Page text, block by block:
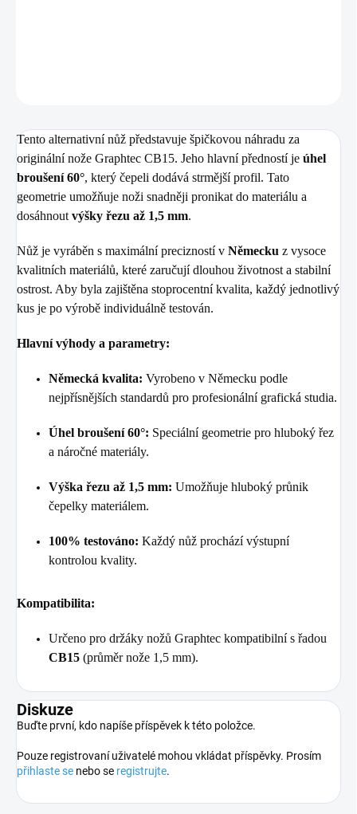
Tento alternativní nůž představuje špičkovou náhradu za
originální nože Graphtec CB15. Jeho hlavní předností je úhel
broušení 60°, který čepeli dodává strmější profil. Tato
geometrie umožňuje noži snadněji pronikat do materiálu a
dosáhnoutvýšky řezu až 1,5 mm.
Nůž je vyráběn s maximální precizností v Německu z vysoce
kvalitních materiálů, které zaručují dlouhou životnost a stabilní
ostrost. Aby byla zajištěna stoprocentní kvalita, každý jednotlivý
kus je po výrobě individuálně testován.
Hlavní výhody a parametry:
Německá kvalita: Vyrobeno v Německu podle
nejpřísnějších standardů pro profesionální grafická studia.
Úhel broušení 60°: Speciální geometrie pro hluboký řez
a náročné materiály.
Výška řezu až 1,5 mm: Umožňuje hluboký průnik
čepelky materiálem.
100% testováno: Každý nůž prochází výstupní
kontrolou kvality.
Kompatibilita:
Určeno pro držáky nožů Graphtec kompatibilní s řadou
CB15 (průměr nože 1,5 mm).
Diskuze
Buďte první, kdo napíše příspěvek k této položce.
Pouze registrovaní uživatelé mohou vkládat příspěvky. Prosím
přihlaste se nebo se registrujte.